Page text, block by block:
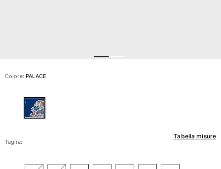
Taglie forti
Vedi tutti i Donna
Colore: PALACE
Tabella misure
Taglia: